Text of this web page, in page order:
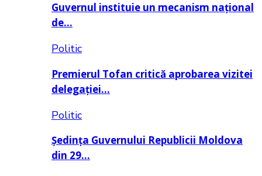
Guvernul instituie un mecanism național
de…
Politic
Premierul Tofan critică aprobarea vizitei
delegației…
Politic
Ședința Guvernului Republicii Moldova
din 29…